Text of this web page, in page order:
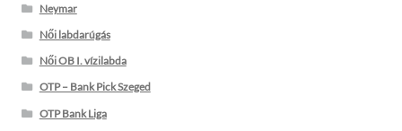
Neymar
Női labdarúgás
Női OB I. vízilabda
OTP – Bank Pick Szeged
OTP Bank Liga